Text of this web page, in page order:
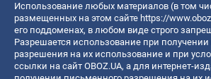
Использование любых материалов (в том
размещенных на этом сайте https://
его поддоменах, в любом виде строго
Разрешается использование при
разрешения на их использование и при
ссылки на сайт OBOZ.UA, а для интернет-